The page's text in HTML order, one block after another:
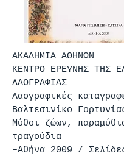
ΑΚΑΔΗΜΙΑ ΑΘΗΝΩΝ
ΚΕΝΤΡΟ ΕΡΕΥΝΗΣ ΤΗΣ
ΛΑΟΓΡΑΦΙΑΣ
Λαογραφικές
Βαλτεσινίκο
Μύθοι ζώων,
τραγούδια
–Αθήνα 2009 /